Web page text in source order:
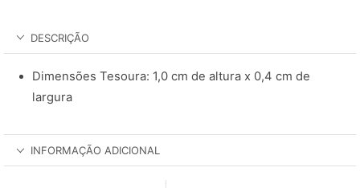
DESCRIÇÃO
Dimensões Tesoura: 1,0 cm de altura x 0,4 cm de
largura
INFORMAÇÃO ADICIONAL